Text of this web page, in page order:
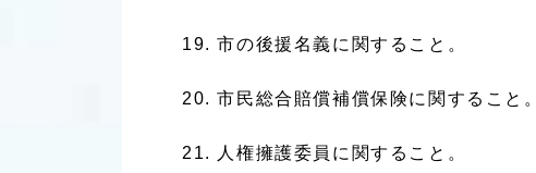
市の後援名義に関すること。
市民総合賠償補償保険に関すること。
人権擁護委員に関すること。